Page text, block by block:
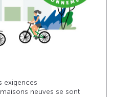
exigences
neuves se sont